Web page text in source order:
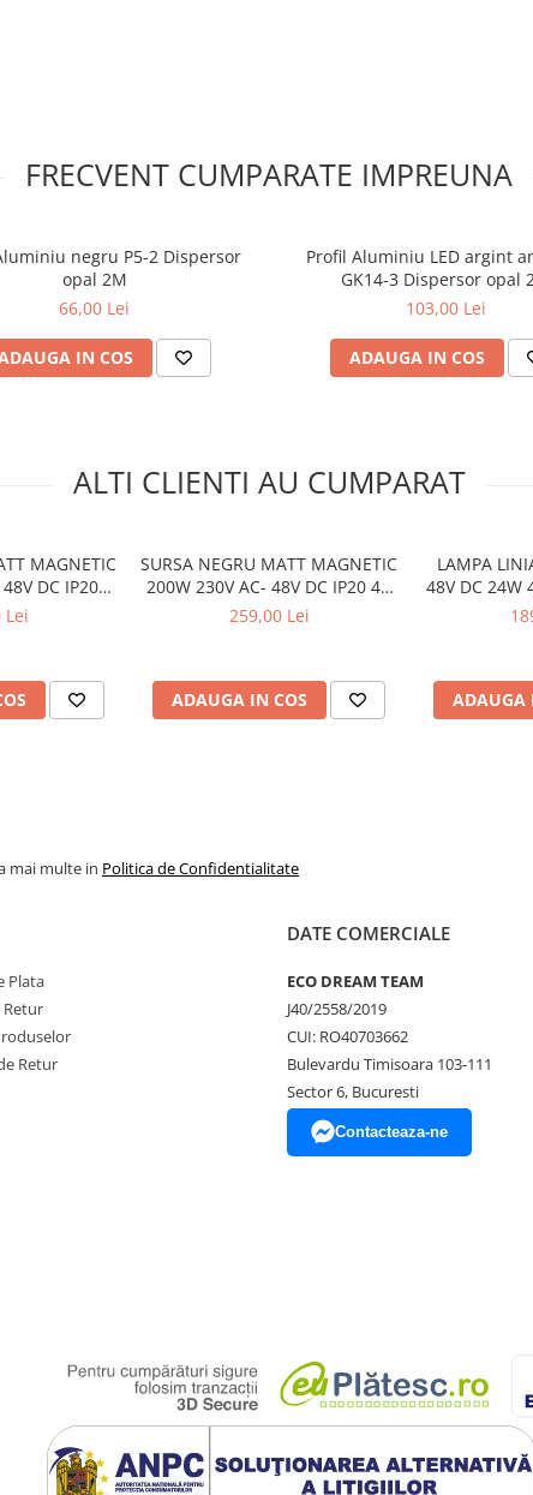
un terminal și o
potrivită cu puterea totală a
FRECVENT CUMPARATE IMPREUNA
negru P5-2 Dispersor
opal 2M
66,00 Lei
IN COS
Profil Aluminiu LED argint
GK14-3 Dispersor opal
103,00 Lei
ADAUGA IN COS
ALTI CLIENTI AU CUMPARAT
MAGNETIC
DC IP20
* 45MM
Lei
SURSA NEGRU MATT MAGNETIC
200W 230V AC- 48V DC IP20 4A
305*2.53*45MM CU CABLU 2M
259,00 Lei
ADAUGA IN COS
LAMPA
48V DC 24W
OSRAM
ADAUGA
mai multe in Politica de Confidentialitate
Plata
Retur
Retur
DATE COMERCIALE
ECO DREAM TEAM
J40/2558/2019
CUI: RO40703662
Bulevardu Timisoara 103-111
Sector 6, Bucuresti
Contacteaza-ne